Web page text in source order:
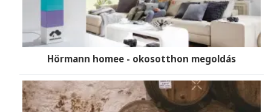
Hörmann homee - okosotthon megoldás